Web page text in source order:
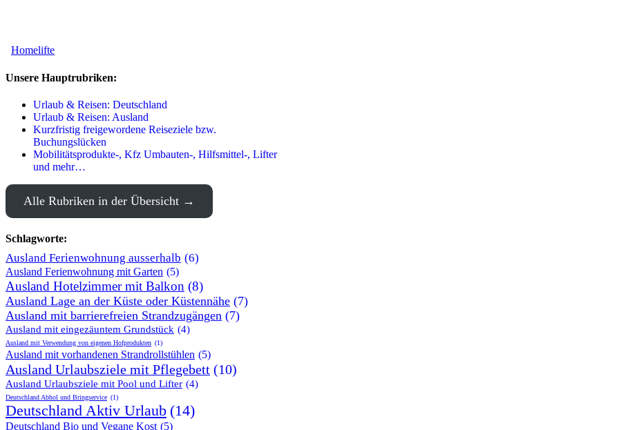
Kategorien
Homelifte
Unsere Hauptrubriken:
Urlaub & Reisen: Deutschland
Urlaub & Reisen: Ausland
Kurzfristig freigewordene Reiseziele bzw.
Buchungslücken
Mobilitätsprodukte-, Kfz Umbauten-, Hilfsmittel-, Lifter
und mehr…
Alle Rubriken in der Übersicht
Schlagworte:
Ausland Ferienwohnung ausserhalb (6)
Ausland Ferienwohnung mit Garten (5)
Ausland Hotelzimmer mit Balkon (8)
Ausland Lage an der Küste oder Küstennähe (7)
Ausland mit barrierefreien Strandzugängen (7)
Ausland mit eingezäuntem Grundstück (4)
Ausland mit Verwendung von eigenen Hofprodukten (1)
Ausland mit vorhandenen Strandrollstühlen (5)
Ausland Urlaubsziele mit Pflegebett (10)
Ausland Urlaubsziele mit Pool und Lifter (4)
Deutschland Abhol und Bringservice (1)
Deutschland Aktiv Urlaub (14)
Deutschland Bio und Vegane Kost (5)